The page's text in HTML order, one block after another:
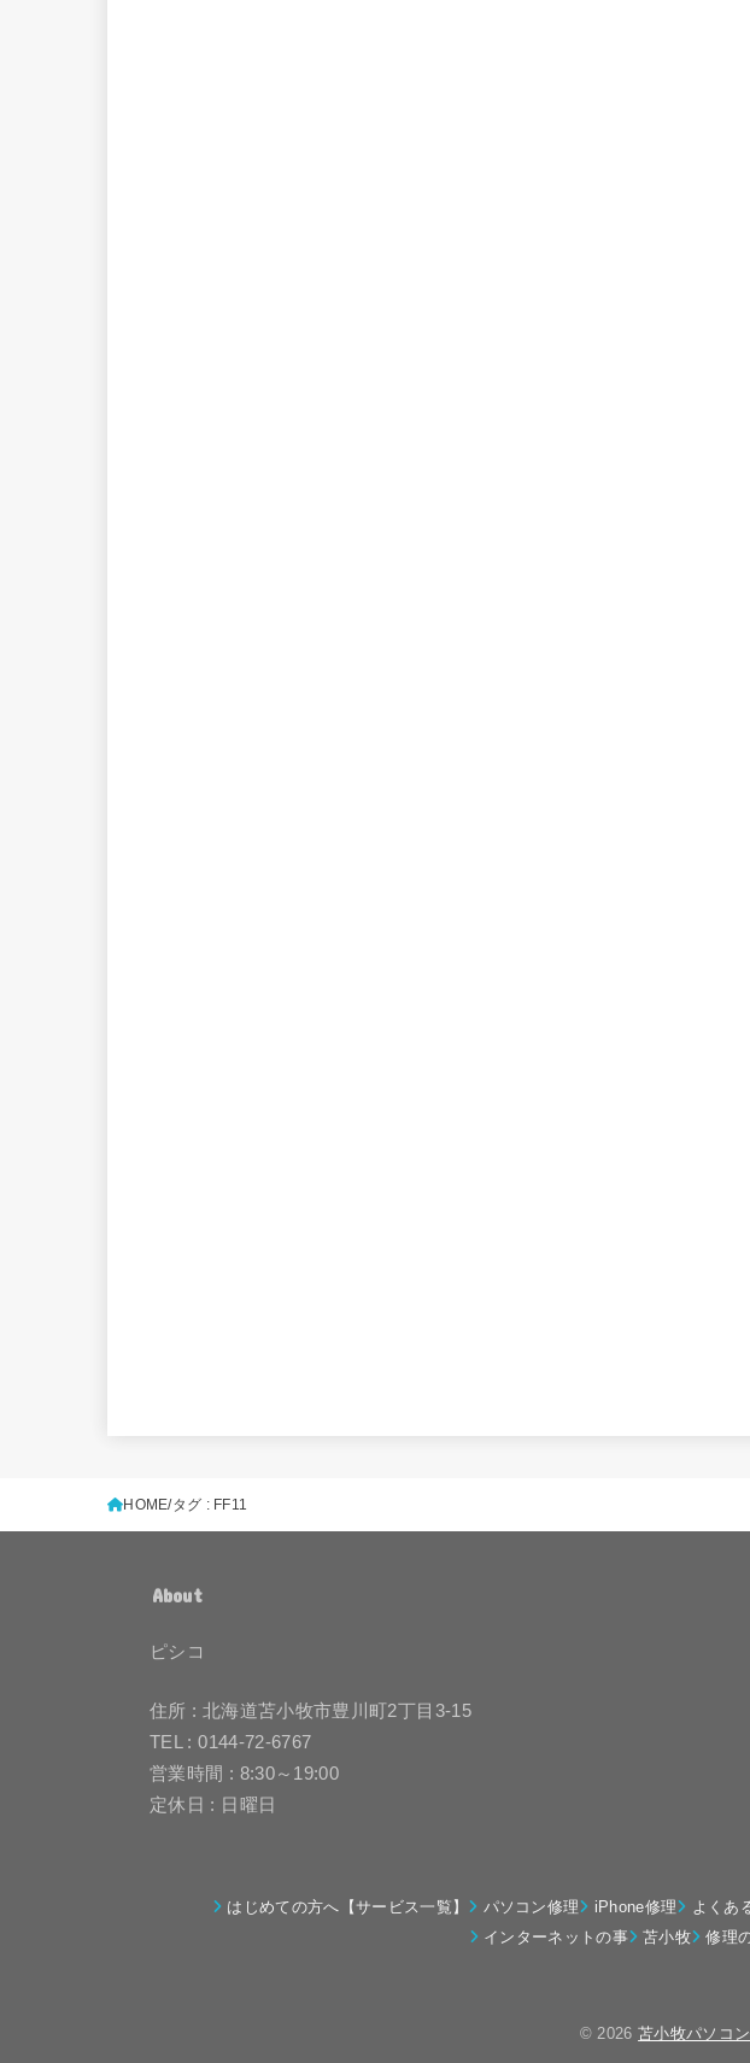
HOME タグ : FF11
About
ピシコ
住所 : 北海道苫小牧市豊川町2丁目3-15
TEL : 0144-72-6767
営業時間 : 8:30～19:00
定休日 : 日曜日
はじめての方へ【サービス一覧】 パソコン修理 iPhone修理 よくあ
インターネットの事
苫小牧 修理
© 2026苫小牧パソコ